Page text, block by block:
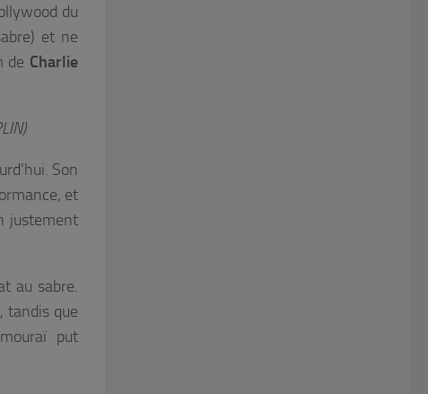
du
et ne
de Charlie
Son
et
justement
au sabre.
tandis que
put